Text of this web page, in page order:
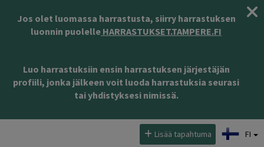
Jos olet luomassa harrastusta, siirry harrastuksen
luonnin puolelle HARRASTUKSET.TAMPERE.FI
Luo harrastuksiin ensin harrastuksen järjestäjän
profiili, jonka jälkeen voit luoda harrastuksia seurasi
tai yhdistyksesi nimissä.
Lisää tapahtuma FI